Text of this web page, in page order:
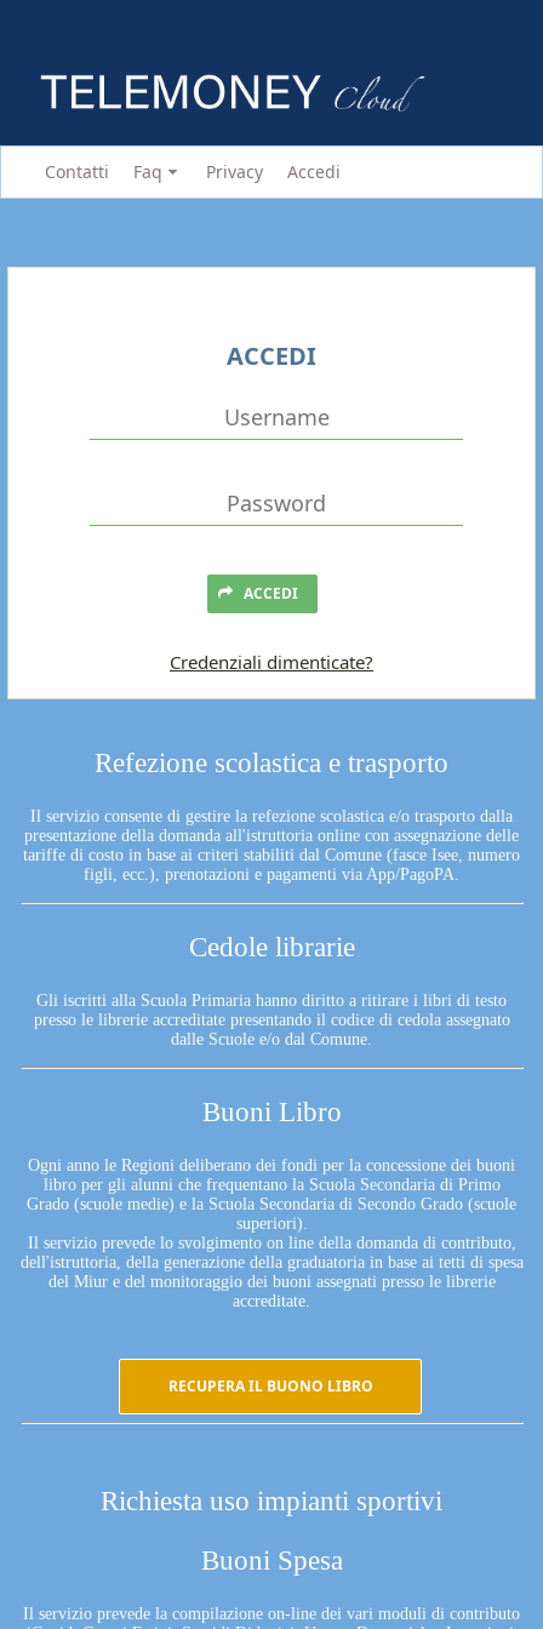
Contatti Faq Privacy Accedi
Refezione scolastica e trasporto
Il servizio consente di gestire la refezione scolastica e/o trasporto dalla
presentazione della domanda all'istruttoria online con assegnazione delle
tariffe di costo in base ai criteri stabiliti dal Comune (fasce Isee, numero
figli, ecc.), prenotazioni e pagamenti via App/PagoPA.
Cedole librarie
Gli iscritti alla Scuola Primaria hanno diritto a ritirare i libri di testo
presso le librerie accreditate presentando il codice di cedola assegnato
dalle Scuole e/o dal Comune.
Buoni Libro
Ogni anno le Regioni deliberano dei fondi per la concessione dei buoni
libro per gli alunni che frequentano la Scuola Secondaria di Primo
Grado (scuole medie) e la Scuola Secondaria di Secondo Grado (scuole
superiori).
Il servizio prevede lo svolgimento on line della domanda di contributo,
dell'istruttoria, della generazione della graduatoria in base ai tetti di spesa
del Miur e del monitoraggio dei buoni assegnati presso le librerie
accreditate.
RECUPERA IL BUONO LIBRO
Richiesta uso impianti sportivi
Buoni Spesa
Il servizio prevede la compilazione on-line dei vari moduli di contributo
ACCEDI
ACCEDI
Credenziali dimenticate?